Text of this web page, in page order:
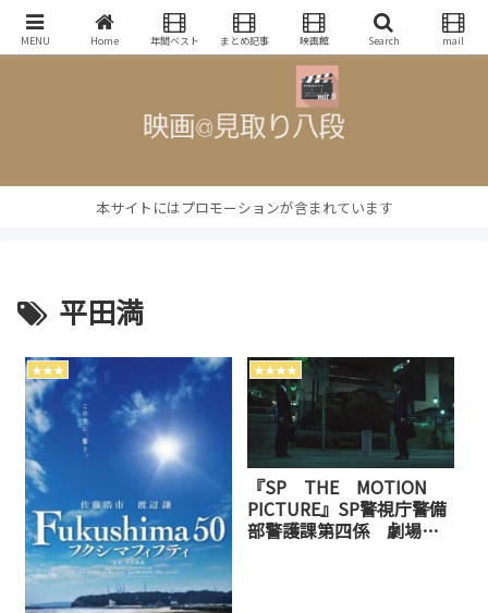
映画批評・レビューブログ
本サイトにはプロモーションが含まれています
平田満
★★★ ★★★★
『SP THE MOTION
PICTURE』SP警視庁警備
部警護課第四係 劇場映
MENU Home 年間ベスト まとめ記事 映画館 Search mail